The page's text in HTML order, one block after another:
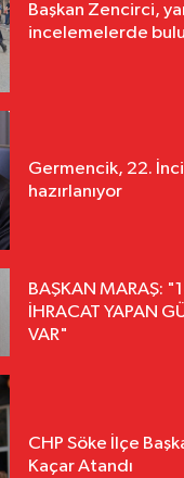
Başkan Zencirci,
incelemelerde
Germencik, 22.
hazırlanıyor
BAŞKAN MARAŞ:
İHRACAT YAPAN
VAR"
CHP Söke İlçe
Kaçar Atandı